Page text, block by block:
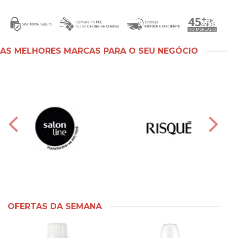
AS MELHORES MARCAS PARA O SEU NEGÓCIO
OFERTAS DA SEMANA